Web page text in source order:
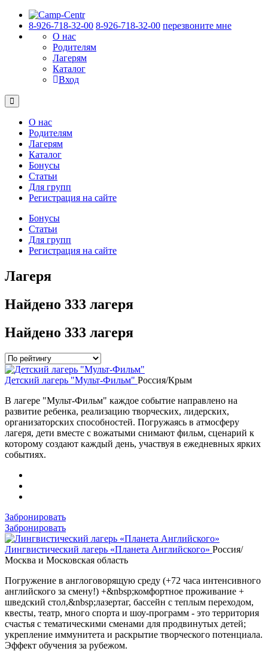
8-926-718-32-00 8-926-718-32-00 перезвоните мне
О нас
Родителям
Лагерям
Каталог
Вход
О нас
Родителям
Лагерям
Каталог
Бонусы
Статьи
Для групп
Регистрация на сайте
Бонусы
Статьи
Для групп
Регистрация на сайте
Лагеря
Найдено 333 лагеря
Найдено 333 лагеря
Детский лагерь "Мульт-Фильм" Россия/Крым
В лагере "Мульт-Фильм" каждое событие направлено на
развитие ребенка, реализацию творческих, лидерских,
организаторских способностей. Погружаясь в атмосферу
лагеря, дети вместе с вожатыми снимают фильм, сценарий к
которому создают каждый день, участвуя в ежедневных ярких
событиях.
Забронировать
Забронировать
Лингвистический лагерь «Планета Английского» Россия/
Москва и Московская область
Погружение в англоговорящую среду (+72 часа интенсивного
английского за смену!) +&nbsp;комфортное проживание +
шведский стол,&nbsp;лазертаг, бассейн с теплым переходом,
квесты, театр, много спорта и шоу-программ - это территория
счастья с тематическими сменами для продвинутых детей;
укрепление иммунитета и раскрытие творческого потенциала.
Эффект обучения за рубежом.